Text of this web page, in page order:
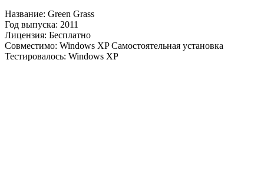
Название: Green Grass
Год выпуска: 2011
Лицензия: Бесплатно
Совместимо: Windows XP Самостоятельная установка
Тестировалось: Windows XP